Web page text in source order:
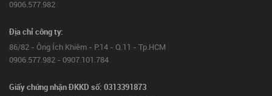
0906.577.982
Địa chỉ công ty:
86/82 - Ông Ích Khiêm - P.14 - Q.11 - Tp.HCM
0906.577.982 - 0907.101.784
Giấy chứng nhận ĐKKD số: 0313391873